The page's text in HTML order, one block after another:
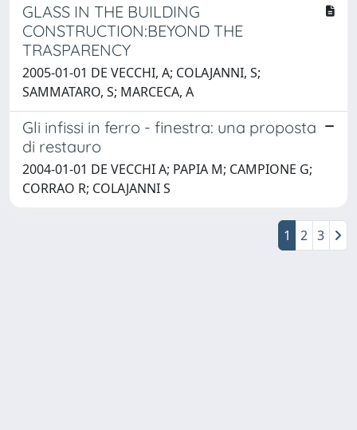
GLASS IN THE BUILDING
CONSTRUCTION:BEYOND THE
TRASPARENCY
2005-01-01 DE VECCHI, A; COLAJANNI, S;
SAMMATARO, S; MARCECA, A
Gli infissi in ferro - finestra: una proposta
di restauro
2004-01-01 DE VECCHI A; PAPIA M; CAMPIONE G;
CORRAO R; COLAJANNI S
1 2 3